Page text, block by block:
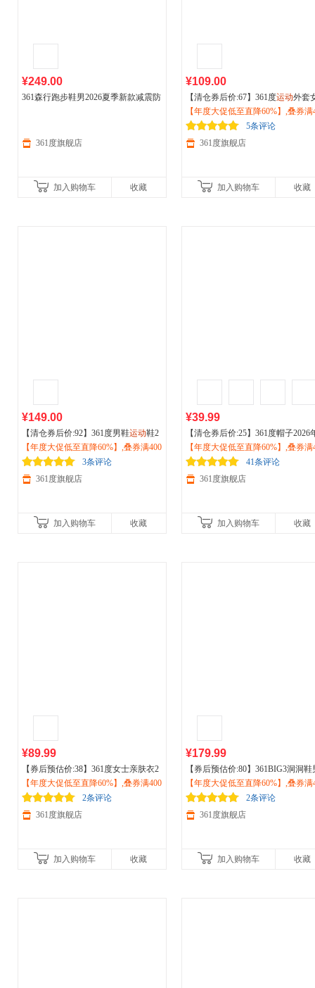
¥249.00
361森行跑步鞋男2026夏季新款减震防
361度旗舰店
加入购物车 收藏
¥109.00
【清仓券后价:67】361度运动外套
士2026夏季针织透气外套户外防晒
62514614
【年度大促低至直降60%】,叠券满
减150/600减230,立即抢购！
5条评论
361度旗舰店
加入购物车 收藏
¥149.00
【清仓券后价:92】361度男鞋运动鞋2
026春秋季透气舒适户外休闲运动鞋57
2513306
【年度大促低至直降60%】,叠券满400
减150/600减230,立即抢购！
3条评论
361度旗舰店
加入购物车 收藏
¥39.99
【清仓券后价:25】361度帽子2026
夏季新款棒球帽户外运动防紫外线
阳帽百搭鸭舌帽612332001
【年度大促低至直降60%】,叠券满
减150/600减230,立即抢购！
41条评论
361度旗舰店
加入购物车 收藏
¥89.99
【券后预估价:38】361度女士亲肤衣2
026防晒服夏季透气户外跑步运动休闲
上衣662514609V
【年度大促低至直降60%】,叠券满400
减150/600减230,立即抢购！
2条评论
361度旗舰店
加入购物车 收藏
¥179.99
【券后预估价:80】361BIG3洞洞鞋
鞋运动鞋夏季透气潮流溯溪鞋休闲
户外凉拖鞋男672426717
【年度大促低至直降60%】,叠券满
减150/600减230,立即抢购！
2条评论
361度旗舰店
加入购物车 收藏